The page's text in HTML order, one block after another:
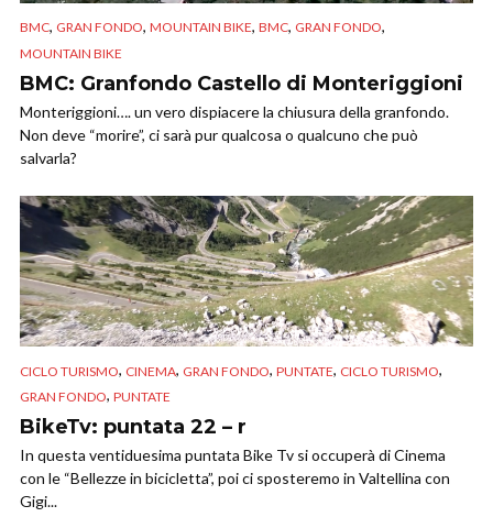
BMC, GRAN FONDO, MOUNTAIN BIKE, BMC, GRAN FONDO,
MOUNTAIN BIKE
BMC: Granfondo Castello di Monteriggioni
Monteriggioni…. un vero dispiacere la chiusura della granfondo.
Non deve “morire”, ci sarà pur qualcosa o qualcuno che può
salvarla?
CICLO TURISMO, CINEMA, GRAN FONDO, PUNTATE, CICLO TURISMO,
GRAN FONDO, PUNTATE
BikeTv: puntata 22 – r
In questa ventiduesima puntata Bike Tv si occuperà di Cinema
con le “Bellezze in bicicletta”, poi ci sposteremo in Valtellina con
Gigi...